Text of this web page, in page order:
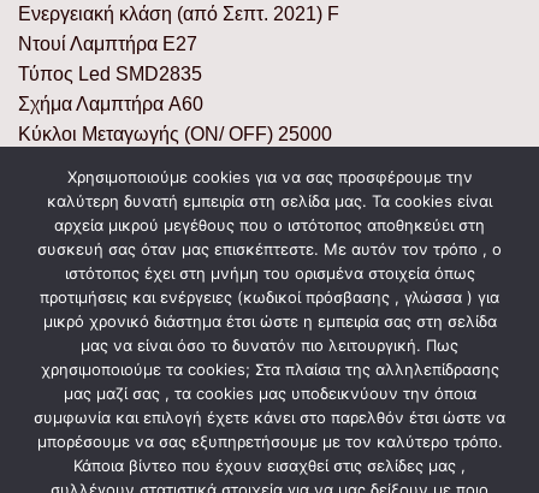
Ενεργειακή κλάση (από Σεπτ. 2021) F
Ντουί Λαμπτήρα E27
Τύπος Led SMD2835
Σχήμα Λαμπτήρα A60
Κύκλοι Μεταγωγής (ON/ OFF) 25000
Χρόνος Έναυσης (sec) 0,5 sec
60mm
Ύψος (mm) 107mm
Μεικτό Βάρος Προϊόντος (Kg) 0,036
ΣΧΕΤΙΚΆ ΠΡΟΪΌΝΤΑ
Χρησιμοποιούμε cookies για να σας προσφέρουμε την
καλύτερη δυνατή εμπειρία στη σελίδα μας. Τα cookies είναι
αρχεία μικρού μεγέθους που ο ιστότοπος αποθηκεύει στη
συσκευή σας όταν μας επισκέπτεστε. Με αυτόν τον τρόπο , ο
ιστότοπος έχει στη μνήμη του ορισμένα στοιχεία όπως
προτιμήσεις και ενέργειες (κωδικοί πρόσβασης , γλώσσα ) για
μικρό χρονικό διάστημα έτσι ώστε η εμπειρία σας στη σελίδα
μας να είναι όσο το δυνατόν πιο λειτουργική. Πως
χρησιμοποιούμε τα cookies; Στα πλαίσια της αλληλεπίδρασης
μας μαζί σας , τα cookies μας υποδεικνύουν την όποια
συμφωνία και επιλογή έχετε κάνει στο παρελθόν έτσι ώστε να
μπορέσουμε να σας εξυπηρετήσουμε με τον καλύτερο τρόπο.
Κάποια βίντεο που έχουν εισαχθεί στις σελίδες μας ,
συλλέγουν στατιστικά στοιχεία για να μας δείξουν με ποιο